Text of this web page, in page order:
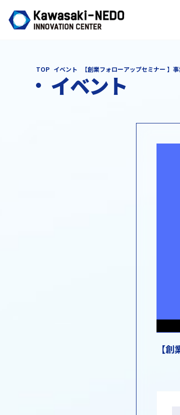
TOP イベント 【創業フォローアップセミナー 】
イベント
【